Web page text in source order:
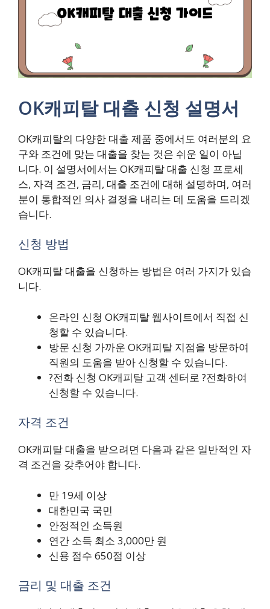
OK캐피탈 대출 신청 설명서
OK캐피탈의 다양한 대출 제품 중에서도 여러분의 요
구와 조건에 맞는 대출을 찾는 것은 쉬운 일이 아닙
니다. 이 설명서에서는 OK캐피탈 대출 신청 프로세
스, 자격 조건, 금리, 대출 조건에 대해 설명하며, 여러
분이 통합적인 의사 결정을 내리는 데 도움을 드리겠
습니다.
신청 방법
OK캐피탈 대출을 신청하는 방법은 여러 가지가 있습
니다.
온라인 신청 OK캐피탈 웹사이트에서 직접 신
청할 수 있습니다.
방문 신청 가까운 OK캐피탈 지점을 방문하여
직원의 도움을 받아 신청할 수 있습니다.
?전화 신청 OK캐피탈 고객 센터로 ?전화하여
신청할 수 있습니다.
자격 조건
OK캐피탈 대출을 받으려면 다음과 같은 일반적인 자
격 조건을 갖추어야 합니다.
만 19세 이상
대한민국 국민
안정적인 소득원
연간 소득 최소 3,000만 원
신용 점수 650점 이상
금리 및 대출 조건